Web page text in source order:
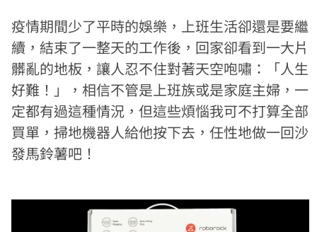
疫情期間少了平時的娛樂，上班生活卻還是要繼
續，結束了一整天的工作後，回家卻看到一大片
髒亂的地板，讓人忍不住對著天空咆嘯：「人生
好難！」，相信不管是上班族或是家庭主婦，一
定都有過這種情況，但這些煩惱我可不打算全部
買單，掃地機器人給他按下去，任性地做一回沙
發馬鈴薯吧！